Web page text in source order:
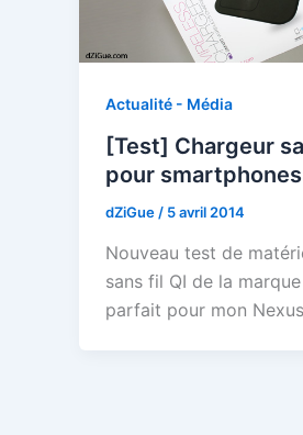
Actualité - Média
[Test] Chargeur
pour smartphones
dZiGue / 5 avril 2014
Nouveau test de
sans fil QI de la
parfait pour mon Nexus